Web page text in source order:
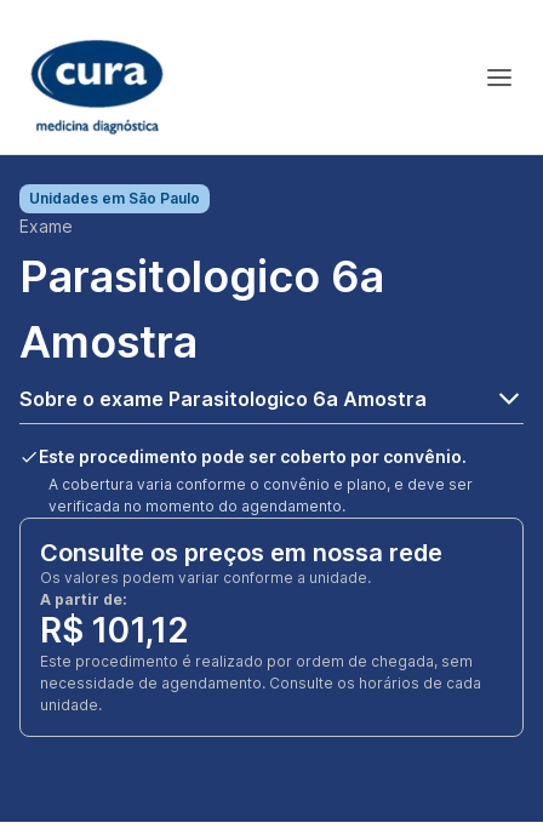
Unidades em São Paulo
Exame
Parasitologico 6a
Amostra
Sobre o exame Parasitologico 6a Amostra
Este procedimento pode ser coberto por convênio.
A cobertura varia conforme o convênio e plano, e deve ser
verificada no momento do agendamento.
Consulte os preços em nossa rede
Os valores podem variar conforme a unidade.
A partir de:
R$ 101,12
Este procedimento é realizado por ordem de chegada, sem
necessidade de agendamento. Consulte os horários de cada
unidade.